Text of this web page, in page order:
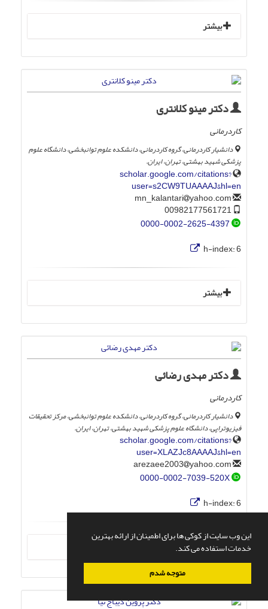
این وب سایت از کوکی ها برای اطمینان از ارائه بهترین
خدمات استفاده می کند.
متوجه شدم
بیشتر
دکتر مینو کلانتری
کاردرمانی
دانشیار کاردرمانی، گروه کاردرمانی، دانشکده علوم توانبخشی، دانشگاه علوم
پزشکی شهید بهشتی، تهران، ایران.
scholar.google.com/citations?
user=s2CW9TUAAAAJ&hl=en
yahoo.com
0000-0002-2625-4397
h-index:6
بیشتر
دکتر مهدی رضائی
کاردرمانی
دانشیار کاردرمانی، گروه کاردرمانی، دانشکده علوم توانبخشی، مرکز تحقیقات
فیزیوتراپی، دانشگاه علوم پزشکی شهید بهشتی، تهران، ایران.
scholar.google.com/citations?
user=XLAZJc8AAAAJ&hl=en
yahoo.com
0000-0002-7039-520X
h-index:6
بیشتر